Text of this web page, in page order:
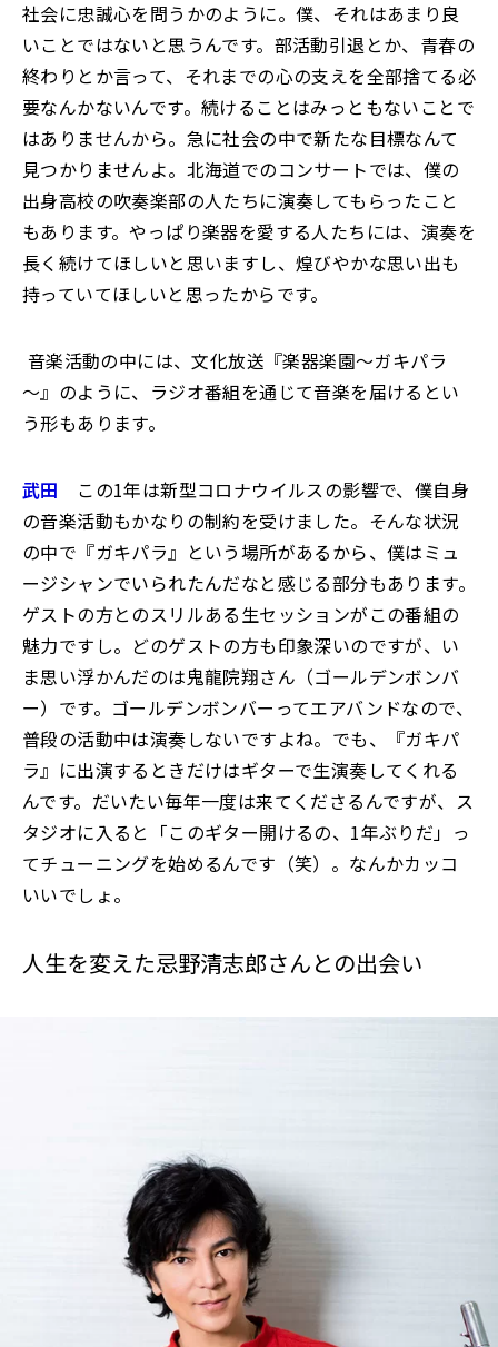
社会に忠誠心を問うかのように。僕、それはあまり良
いことではないと思うんです。部活動引退とか、青春の
終わりとか言って、それまでの心の支えを全部捨てる必
要なんかないんです。続けることはみっともないことで
はありませんから。急に社会の中で新たな目標なんて
見つかりませんよ。北海道でのコンサートでは、僕の
出身高校の吹奏楽部の人たちに演奏してもらったこと
もあります。やっぱり楽器を愛する人たちには、演奏を
長く続けてほしいと思いますし、煌びやかな思い出も
持っていてほしいと思ったからです。
―― 音楽活動の中には、文化放送『楽器楽園～ガキパラ
～』のように、ラジオ番組を通じて音楽を届けるとい
う形もあります。
武田 この1年は新型コロナウイルスの影響で、僕自身
の音楽活動もかなりの制約を受けました。そんな状況
の中で『ガキパラ』という場所があるから、僕はミュ
ージシャンでいられたんだなと感じる部分もあります。
ゲストの方とのスリルある生セッションがこの番組の
魅力ですし。どのゲストの方も印象深いのですが、い
ま思い浮かんだのは鬼龍院翔さん（ゴールデンボンバ
ー）です。ゴールデンボンバーってエアバンドなので、
普段の活動中は演奏しないですよね。でも、『ガキパ
ラ』に出演するときだけはギターで生演奏してくれる
んです。だいたい毎年一度は来てくださるんですが、ス
タジオに入ると「このギター開けるの、1年ぶりだ」っ
てチューニングを始めるんです（笑）。なんかカッコ
いいでしょ。
人生を変えた忌野清志郎さんとの出会い